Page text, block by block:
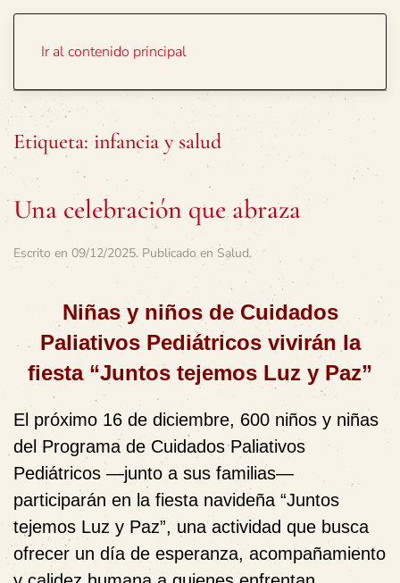
Ir al contenido principal
Etiqueta: infancia y salud
Una celebración que abraza
Escrito en 09/12/2025. Publicado en Salud.
Niñas y niños de Cuidados
Paliativos Pediátricos vivirán la
fiesta “Juntos tejemos Luz y Paz”
El próximo 16 de diciembre, 600 niños y niñas
del Programa de Cuidados Paliativos
Pediátricos —junto a sus familias—
participarán en la fiesta navideña “Juntos
tejemos Luz y Paz”, una actividad que busca
ofrecer un día de esperanza, acompañamiento